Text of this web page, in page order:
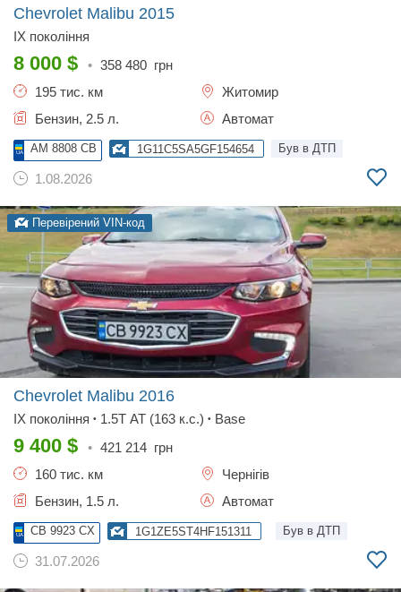
Chevrolet Malibu 2015
IX покоління
8 000 $ • 358 480 грн
195 тис. км
Житомир
Бензин, 2.5 л.
Автомат
AM 8808 CB 1G11C5SA5GF154654 Був в ДТП
1.08.2026
Перевірений VIN-код
Chevrolet Malibu 2016
IX покоління • 1.5T AT (163 к.с.) • Base
9 400 $ • 421 214 грн
160 тис. км
Чернігів
Бензин, 1.5 л.
Автомат
CB 9923 CX 1G1ZE5ST4HF151311 Був в ДТП
31.07.2026